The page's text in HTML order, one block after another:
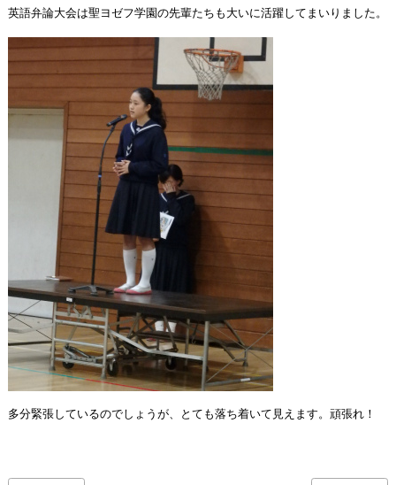
英語弁論大会は聖ヨゼフ学園の先輩たちも大いに活躍してまいりました。
多分緊張しているのでしょうが、とても落ち着いて見えます。頑張れ！